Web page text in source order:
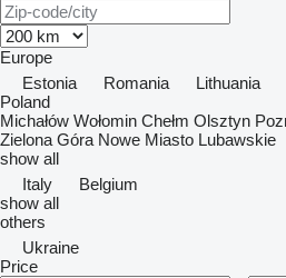
Europe
Estonia
Romania Lithuania
Poland
Michałów Wołomin Chełm Olsztyn
Zielona Góra Nowe Miasto Lubawskie
show all
Italy
Belgium
show all
others
Ukraine
Price